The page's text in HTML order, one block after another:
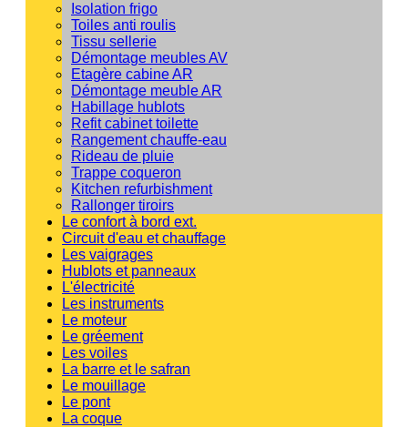
Isolation frigo
Toiles anti roulis
Tissu sellerie
Démontage meubles AV
Etagère cabine AR
Démontage meuble AR
Habillage hublots
Refit cabinet toilette
Rangement chauffe-eau
Rideau de pluie
Trappe coqueron
Kitchen refurbishment
Rallonger tiroirs
Le confort à bord ext.
Circuit d'eau et chauffage
Les vaigrages
Hublots et panneaux
L'électricité
Les instruments
Le moteur
Le gréement
Les voiles
La barre et le safran
Le mouillage
Le pont
La coque